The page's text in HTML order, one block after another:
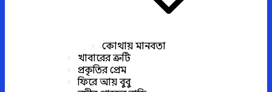
কোথায় মানবতা
খাবারের ত্রুটি
প্রকৃতির প্রেম
ফিরে আয় বুবু